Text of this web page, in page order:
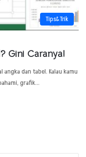
Tips&Trik
Gini Caranya!
dan tabel. Kalau kamu
grafik…